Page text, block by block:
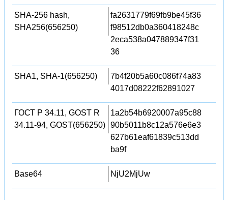
SHA-256 hash,
SHA256(656250)
fa2631779f69fb9be45f36
f98512db0a360418248c
2eca538a047889347f31
36
SHA1, SHA-1(656250)
7b4f20b5a60c086f74a83
4017d08222f62891027
ГОСТ Р 34.11, GOST R
34.11-94, GOST(656250)
1a2b54b6920007a95c88
90b5011b8c12a576e6e3
627b61eaf61839c513dd
ba9f
Base64 NjU2MjUw